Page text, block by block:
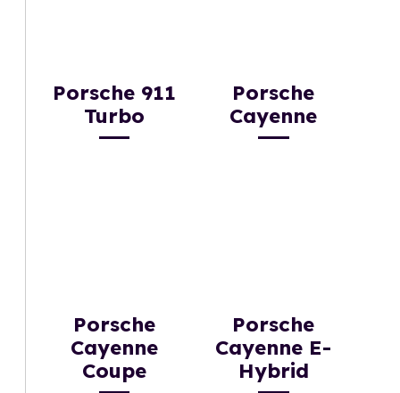
Porsche 911
Turbo
Porsche
Cayenne
Porsche
Cayenne
Coupe
Porsche
Cayenne E-
Hybrid